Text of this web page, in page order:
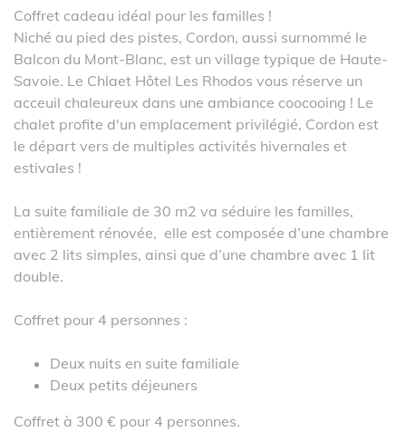
Coffret cadeau idéal pour les familles !
Niché au pied des pistes, Cordon, aussi surnommé le
Balcon du Mont-Blanc, est un village typique de Haute-
Savoie. Le Chlaet Hôtel Les Rhodos vous réserve un
acceuil chaleureux dans une ambiance coocooing ! Le
chalet profite d'un emplacement privilégié, Cordon est
le départ vers de multiples activités hivernales et
estivales !
La suite familiale de 30 m2 va séduire les familles,
entièrement rénovée, elle est composée d’une chambre
avec 2 lits simples, ainsi que d’une chambre avec 1 lit
double.
Coffret pour 4 personnes :
Deux nuits en suite familiale
Deux petits déjeuners
Coffret à 300 € pour 4 personnes.